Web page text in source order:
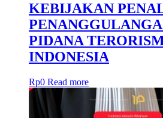
KEBIJAKAN
PIDANA
INDONESIA
Rp0 Read more